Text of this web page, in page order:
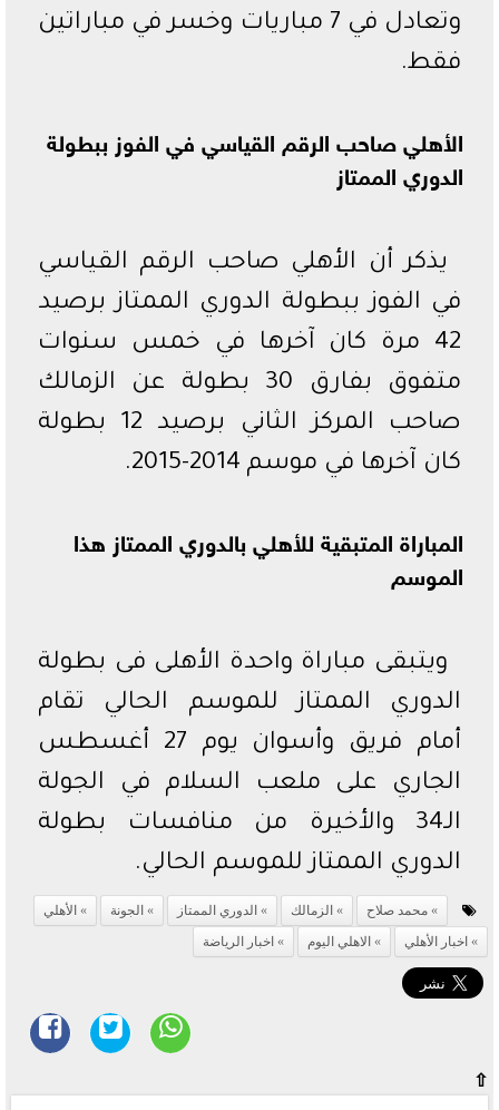
وتعادل في 7 مباريات وخسر في مباراتين
فقط.
الأهلي صاحب الرقم القياسي في الفوز ببطولة
الدوري الممتاز
يذكر أن الأهلي صاحب الرقم القياسي
في الفوز ببطولة الدوري الممتاز برصيد
42 مرة كان آخرها في خمس سنوات
متفوق بفارق 30 بطولة عن الزمالك
صاحب المركز الثاني برصيد 12 بطولة
كان آخرها في موسم 2014-2015.
المباراة المتبقية للأهلي بالدوري الممتاز هذا
الموسم
ويتبقى مباراة واحدة الأهلى فى بطولة
الدوري الممتاز للموسم الحالي تقام
أمام فريق وأسوان يوم 27 أغسطس
الجاري على ملعب السلام في الجولة
الـ34 والأخيرة من منافسات بطولة
الدوري الممتاز للموسم الحالي.
محمد صلاح الزمالك الدوري الممتاز الجونة
الأهلي
اخبار الأهلي
الاهلي اليوم اخبار الرياضة
⇧